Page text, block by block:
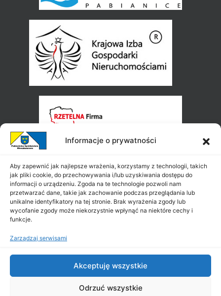
Informacje o prywatności
Aby zapewnić jak najlepsze wrażenia, korzystamy z technologii, takich
jak pliki cookie, do przechowywania i/lub uzyskiwania dostępu do
informacji o urządzeniu. Zgoda na te technologie pozwoli nam
przetwarzać dane, takie jak zachowanie podczas przeglądania lub
unikalne identyfikatory na tej stronie. Brak wyrażenia zgody lub
wycofanie zgody może niekorzystnie wpłynąć na niektóre cechy i
funkcje.
Zarządzaj serwisami
Akceptuję wszystkie
Odrzuć wszystkie